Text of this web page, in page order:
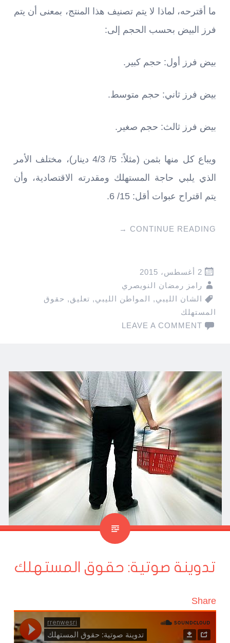
ما أقترحه، لماذا لا يتم تصنيف هذا المنتج، بمعنى أن يتم
فرز البيض بحسب الحجم إلى:
بيض فرز أول: حجم كبير.
بيض فرز ثاني: حجم متوسط.
بيض فرز ثالث: حجم صغير.
ويباع كل منها بثمن (مثلاً: 5/ 4/3 دينار)، مختلف الأمر
الذي يلبي حاجة المستهلك ومقدرته الاقتصادية، وأن
يتم اقتراح عبوات أقل: 15/ 6.
CONTINUE READING
→
2 أغسطس، 2015
رامز رمضان النويصري
الشان الليبي, المواطن الليبي, تعليق, حقوق
المستهلك
LEAVE A COMMENT
تدوينة صوتية: حقوق المستهلك
Share